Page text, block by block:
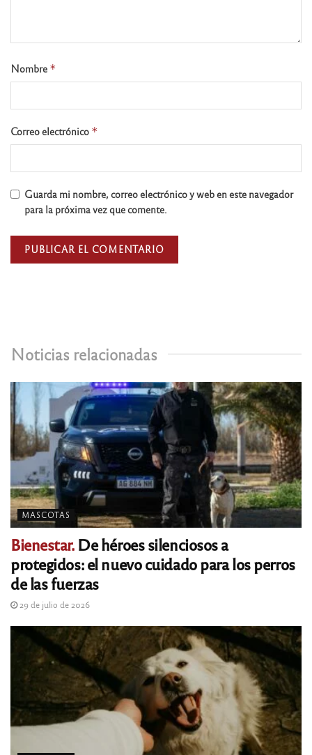
Noticias relacionadas
MASCOTAS
Bienestar.De héroes silenciosos a
protegidos: el nuevo cuidado para los perros
de las fuerzas
29 de julio de 2026
Nombre *
Correo electrónico *
Guarda mi nombre, correo electrónico y web en este navegador
para la próxima vez que comente.